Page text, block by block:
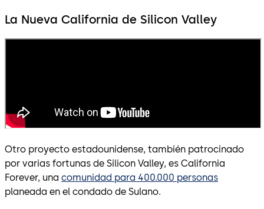
La Nueva California de Silicon Valley
Otro proyecto estadounidense, también patrocinado
por varias fortunas de Silicon Valley, es California
Forever, una comunidad para 400.000 personas
planeada en el condado de Sulano.